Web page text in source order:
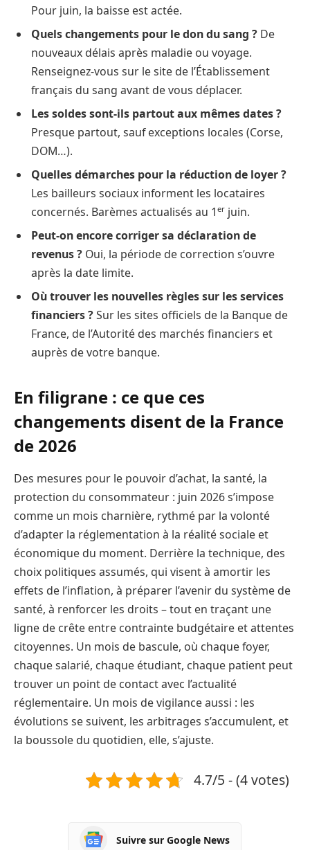
Pour juin, la baisse est actée.
Quels changements pour le don du sang ? De
nouveaux délais après maladie ou voyage.
Renseignez-vous sur le site de l’Établissement
français du sang avant de vous déplacer.
Les soldes sont-ils partout aux mêmes dates ?
Presque partout, sauf exceptions locales (Corse,
DOM…).
Quelles démarches pour la réduction de loyer ?
Les bailleurs sociaux informent les locataires
concernés. Barèmes actualisés au 1 er juin.
Peut-on encore corriger sa déclaration de
revenus ? Oui, la période de correction s’ouvre
après la date limite.
Où trouver les nouvelles règles sur les services
financiers ?Sur les sites officiels de la Banque de
France, de l’Autorité des marchés financiers et
auprès de votre banque.
En filigrane : ce que ces
changements disent de la France
de 2026
Des mesures pour le pouvoir d’achat, la santé, la
protection du consommateur : juin 2026 s’impose
comme un mois charnière, rythmé par la volonté
d’adapter la réglementation à la réalité sociale et
économique du moment. Derrière la technique, des
choix politiques assumés, qui visent à amortir les
effets de l’inflation, à préparer l’avenir du système de
santé, à renforcer les droits – tout en traçant une
ligne de crête entre contrainte budgétaire et attentes
citoyennes. Un mois de bascule, où chaque foyer,
chaque salarié, chaque étudiant, chaque patient peut
trouver un point de contact avec l’actualité
réglementaire. Un mois de vigilance aussi : les
évolutions se suivent, les arbitrages s’accumulent, et
la boussole du quotidien, elle, s’ajuste.
4.7/5 - (4 votes)
Suivre sur Google News